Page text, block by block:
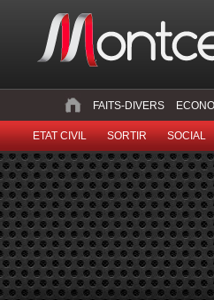
FAITS-DIVERS
ETAT CIVIL SORTIR SOCIAL